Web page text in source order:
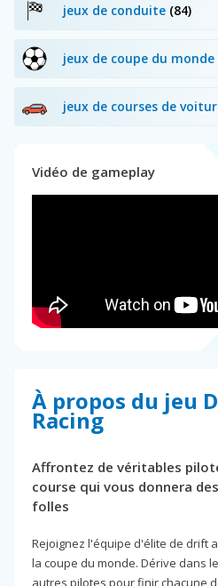
jeux de conduite (84)
jeux de coupe du monde
jeux de courses de
Vidéo de gameplay
À propos du jeu
Racing
Affrontez de véritables
course qui vous donnera
folles
Rejoignez l'équipe d'élite de drift
la coupe du monde. Dérive dans
autres pilotes pour finir chacune